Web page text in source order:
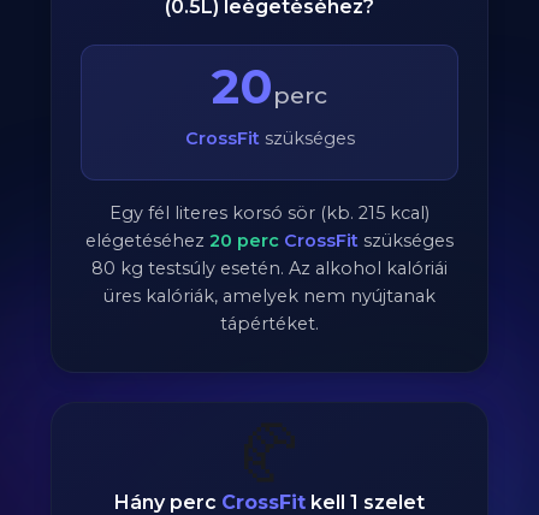
(0.5L) leégetéséhez?
20perc
CrossFitszükséges
Egy fél literes korsó sör (kb. 215 kcal)
elégetéséhez 20 perc CrossFit szükséges
80 kg testsúly esetén. Az alkohol kalóriái
üres kalóriák, amelyek nem nyújtanak
tápértéket.
🥐
Hány perc CrossFit kell 1 szelet